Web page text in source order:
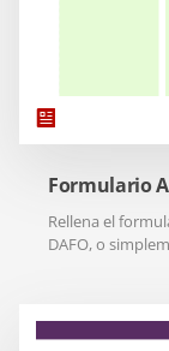
Formulario
Rellena el
DAFO, o